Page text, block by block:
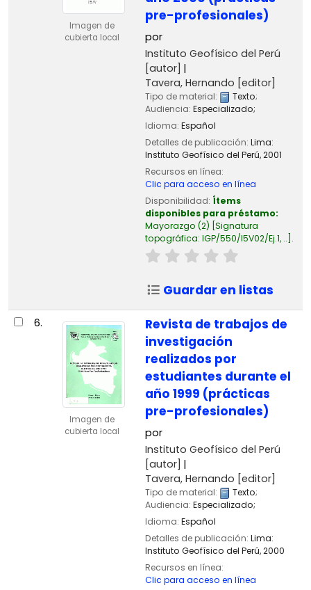
Imagen de
cubierta local
pre-profesionales)
por
Instituto Geofísico del Perú
[autor]
Tavera, Hernando [editor]
Tipo de material: Texto;
Audiencia: Especializado;
Idioma: Español
Detalles de publicación: Lima:
Instituto Geofísico del Perú,2001
Recursos en línea:
Clic para acceso en línea
Disponibilidad: Ítems
disponibles para préstamo:
Mayorazgo (2) Signatura
topográfica: IGP/550/I5V02/Ej.1, .. .
Guardar en listas
6.
Imagen de
cubierta local
Revista de trabajos de
investigación
realizados por
estudiantes durante el
año 1999 (prácticas
pre-profesionales)
por
Instituto Geofísico del Perú
[autor]
Tavera, Hernando [editor]
Tipo de material: Texto;
Audiencia: Especializado;
Idioma: Español
Detalles de publicación: Lima:
Instituto Geofísico del Perú,2000
Recursos en línea:
Clic para acceso en línea